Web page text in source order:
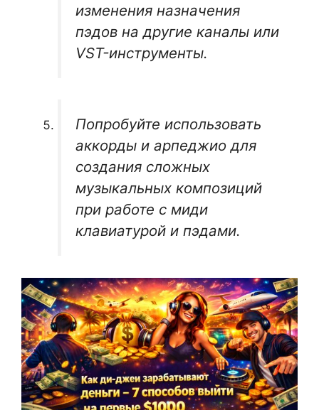
изменения назначения
пэдов на другие каналы или
VST-инструменты.
Попробуйте использовать
аккорды и арпеджио для
создания сложных
музыкальных композиций
при работе с миди
клавиатурой и пэдами.